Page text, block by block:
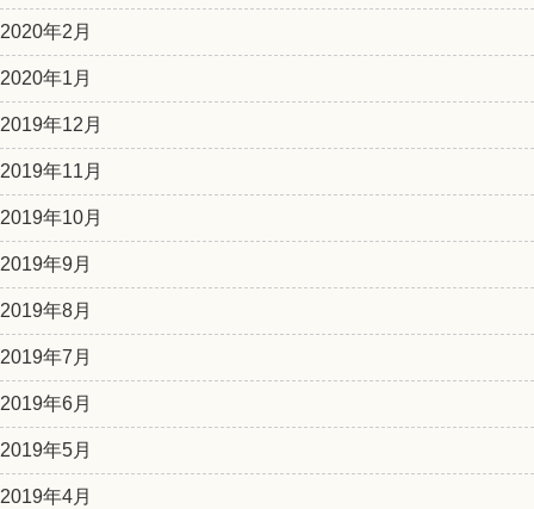
2020年2月
2020年1月
2019年12月
2019年11月
2019年10月
2019年9月
2019年8月
2019年7月
2019年6月
2019年5月
2019年4月